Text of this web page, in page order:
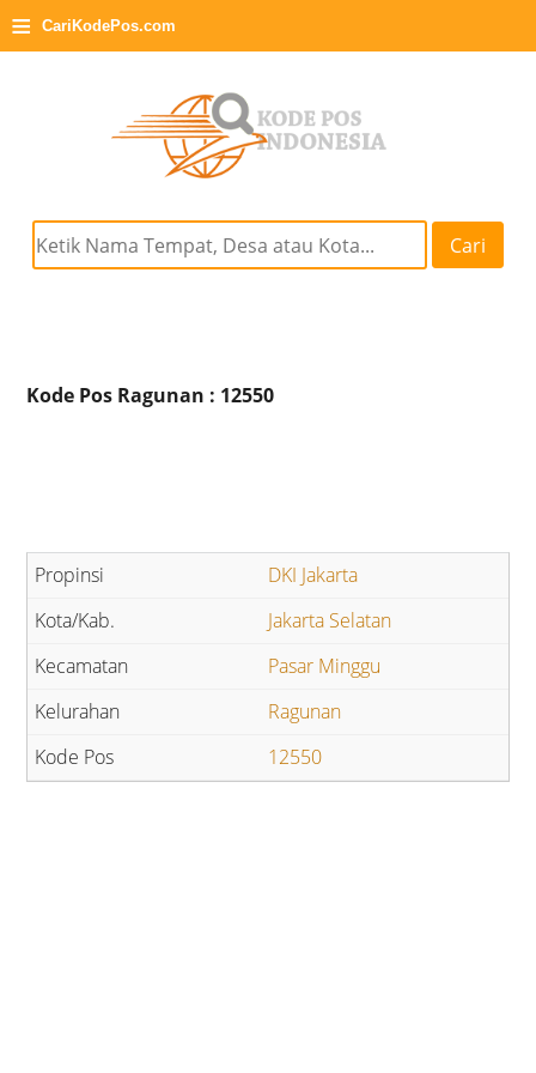
≡ CariKodePos.com
Cari
Kode Pos Ragunan : 12550
DKI Jakarta
Jakarta Selatan
Pasar Minggu
Ragunan
12550